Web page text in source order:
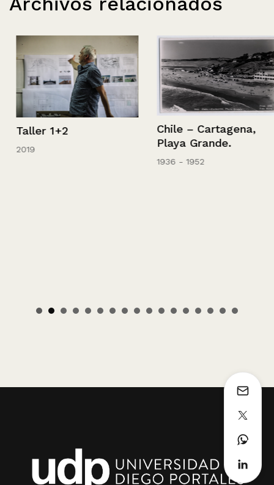
Taller 1+2
2019
Chile – Cartagena,
Playa Grande.
1936 - 1952